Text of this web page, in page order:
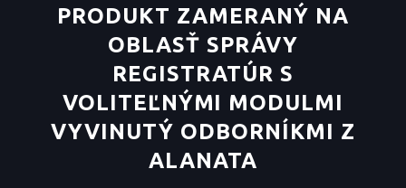
PRODUKT ZAMERANÝ NA
OBLASŤ SPRÁVY
REGISTRATÚR S
VOLITEĽNÝMI MODULMI
VYVINUTÝ ODBORNÍKMI Z
ALANATA